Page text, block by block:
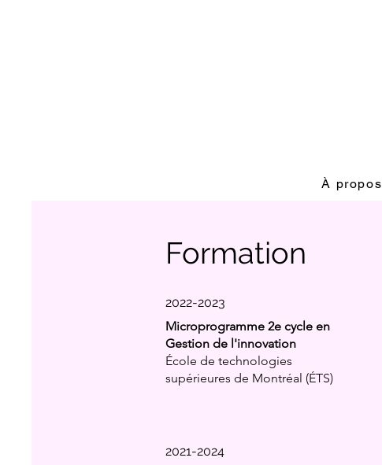
À propos
Formation
2022-2023
Microprogramme 2e cycle en
Gestion de l'innovation
École de technologies
supérieures de Montréal (ÉTS)
2021-2024